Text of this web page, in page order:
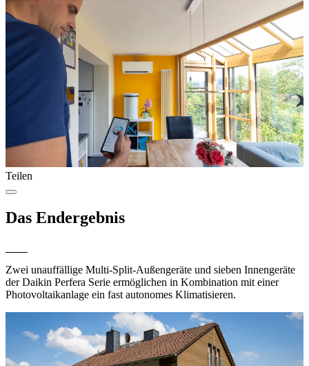
Teilen
Das Endergebnis
Zwei unauffällige Multi-Split-Außengeräte und sieben Innengeräte
der Daikin Perfera Serie ermöglichen in Kombination mit einer
Photovoltaikanlage ein fast autonomes Klimatisieren.